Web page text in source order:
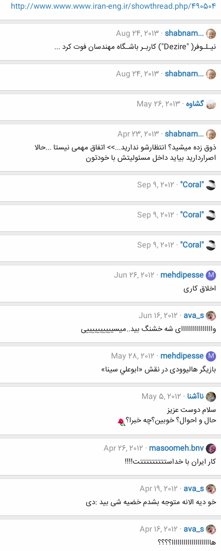
http://www.www.www.iran-eng.ir/showthread.php/490504
shabnam...
Aug 24, 2013
نیـلـوفر( "Dezire") کاربـر باشـگاه مهندسان فوت کرد ...
shabnam...
Aug 24, 2013
گشاوه May 26, 2013
shabnam...
Apr 23, 2013
ذوق زده میشید؟ انتظارشو ندارید...>> اتفاق مهمی نیستا ...حالا
اصراردارید بیاید داخل مسئولیتش با خودتون
"Coral"
Sep 9, 2012
"Coral"
Sep 9, 2012
"Coral"
Sep 9, 2012
M
mehdipesse
Jun 26, 2012
اخلاق کاری
ava_s
Jun 16, 2012
واااااااااااااااای شه خشنگ بید..میسییییییییییی
M
mehdipesse
May 28, 2012
بازیگر هالیوودی در نقش «ابوعلي سينا»
ناآشنا May 5, 2012
سلام دوست عزیز
حال و احوال؟ خوبین؟چه خبرا؟
masoomeh.bnv
Apr 26, 2012
کار ایران با خداستتتتتتتتتت!!!!
ava_s
Apr 19, 2012
خو دیه الانه متوجه بشدم خضیه شی بید :دی
ava_s
Apr 16, 2012
هاااااااااااااااااااا؟؟؟؟